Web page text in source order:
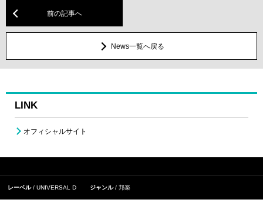
前の記事へ
News一覧へ戻る
LINK
オフィシャルサイト
レーベル UNIVERSAL D ジャンル 邦楽